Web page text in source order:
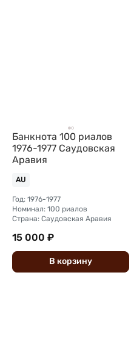
Банкнота 100 риалов
1976-1977 Саудовская
Аравия
AU
Год: 1976-1977
Номинал: 100 риалов
Страна: Саудовская Аравия
15 000 ₽
В корзину